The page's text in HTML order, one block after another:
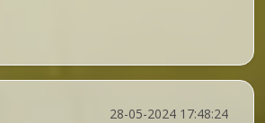
28-05-2024 17:48:24